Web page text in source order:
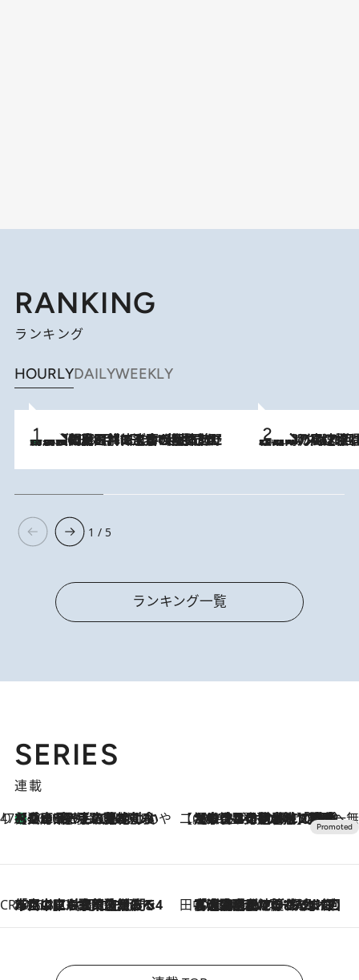
RANKING
ランキング
HOURLYDAILYWEEKLY
2026.8.8
「最後に見られてよかった」上野動物園の東園パンダ舎が解体前に特別公開。8月16日まで延長されたパネル展と共に辿る“半世紀”のパンダ飼育《解体工事の図面あり》 2026.8.7
「湘南乃風に憧れて」観客大盛上がりの“タオル回し”に、ラッパー顔負けの高速歌唱まで…さだまさし（74）のアグレッシブすぎる現在地
1 / 5
ランキング一覧
SERIES
連載
47都道府県の手みやげ ひんやりスイーツで夏を満喫
2026.8.8
【兵庫県】この夏絶対食べたい 冷やしておいしいおやつ3選 淡路島の恵みをジェラートに集約 【CREA×星野リゾート】唯一無二。癒しと発見が待つ場所へ
2026.8.7
【トンボの足水浴】ヒノキの香りに包まれて涼感マックス！約13℃の湧水かけ流しを避暑地「星野温泉 トンボの湯」で体験
CREA'S CHOICE
2026.8.7
「立川にも歌舞伎があるんだよ」 片岡仁左衛門・市川中車ら豪華座組みで4年目の立川立飛歌舞伎へ 田中稲の勝手に再ブーム
2026.8.7
「湘南乃風に憧れて」観客大盛上がりの“タオル回し”に、ラッパー顔負けの高速歌唱まで…さだまさし（74）のアグレッシブすぎる現在地